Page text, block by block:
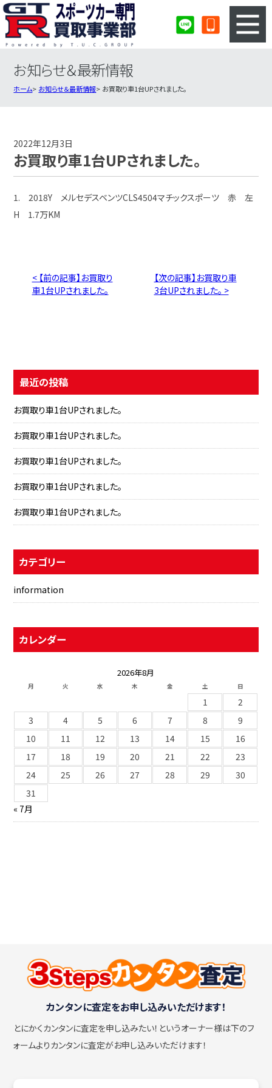
3ステップのカンタン査定
スポーツカー買取実績
お知らせ＆最新情報
ホーム お知らせ＆最新情報 お買取り車1台UPされました。
2022年12月3日
お買取り車1台UPされました。
1. 2018Y メルセデスベンツCLS4504マチックスポーツ 赤 左
H 1.7万KM
< 【前の記事】お買取り
車1台UPされました。
【次の記事】お買取り車
3台UPされました。 >
最近の投稿
お買取り車1台UPされました。
お買取り車1台UPされました。
お買取り車1台UPされました。
お買取り車1台UPされました。
お買取り車1台UPされました。
カテゴリー
information
カレンダー
2026年8月
月 火 水 木 金 土 日
1
2
3
4 5 6 7 8
9
10
11 12 13 14 15
16
17
18 19 20 21 22
23
24
25 26 27 28 29
30
31
« 7月
カンタンに査定をお申し込みいただけます！
とにかくカンタンに査定を申し込みたい！ というオーナー様は下のフ
ォームよりカンタンに査定がお申し込みいただけます！